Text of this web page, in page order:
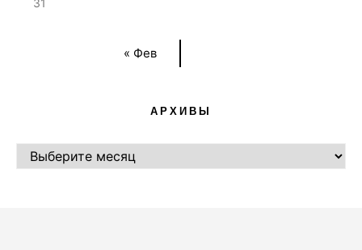
« Фев
АРХИВЫ